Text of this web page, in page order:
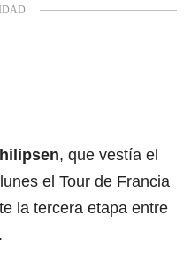
, que vestía el
el Tour de Francia
la tercera etapa entre